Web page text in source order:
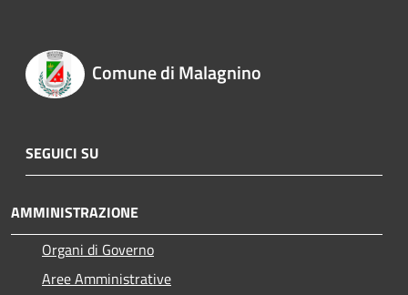
Comune di Malagnino
SEGUICI SU
AMMINISTRAZIONE
Organi di Governo
Aree Amministrative